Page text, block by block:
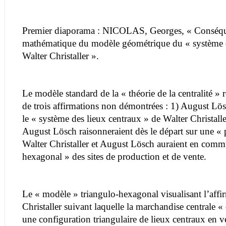
Premier diaporama : NICOLAS, Georges, «
mathématique du modèle géométrique du «
Walter Christaller ».
Le modèle standard de la « théorie de la centralité »
de trois affirmations non démontrées : 1) August
le « système des lieux centraux » de Walter
August Lösch raisonneraient dès le départ sur une
Walter Christaller et August Lösch auraient en
hexagonal » des sites de production et de vente.
Le « modèle » triangulo-hexagonal visualisant
Christaller suivant laquelle la marchandise centrale
une configuration triangulaire de lieux centraux en